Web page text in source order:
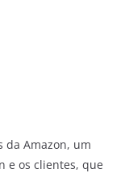
da Amazon, um
e os clientes, que